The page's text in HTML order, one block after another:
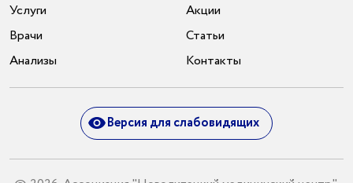
Услуги
Врачи
Анализы
Акции
Статьи
Контакты
Версия для слабовидящих